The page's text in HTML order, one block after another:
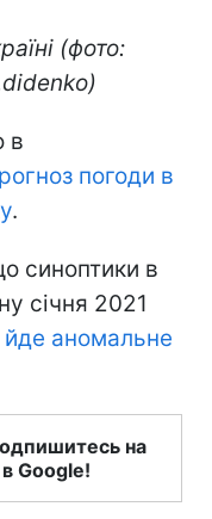
(фото:
в
погоди в
.
синоптики в
січня 2021
йде аномальне
на
Google!